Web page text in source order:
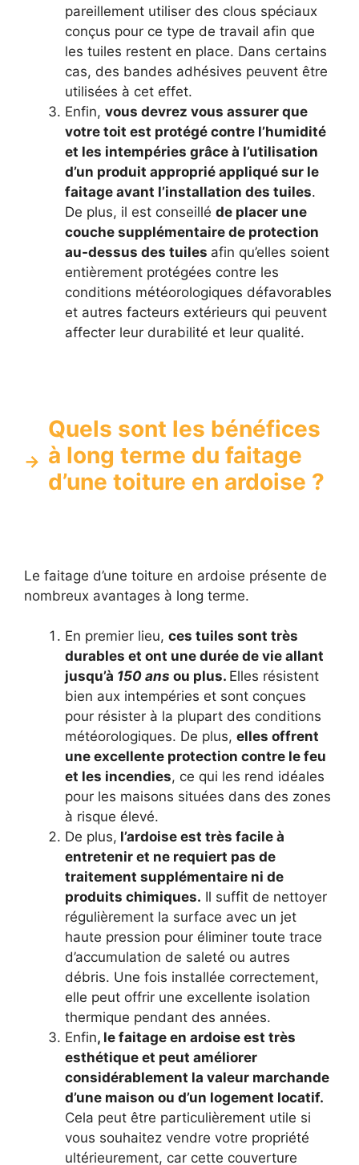
pareillement utiliser des clous spéciaux
conçus pour ce type de travail afin que
les tuiles restent en place. Dans certains
cas, des bandes adhésives peuvent être
utilisées à cet effet.
Enfin, vous devrez vous assurer que
votre toit est protégé contre l’humidité
et les intempéries grâce à l’utilisation
d’un produit approprié appliqué sur le
faitage avant l’installation des tuiles.
De plus, il est conseillé de placer une
couche supplémentaire de protection
au-dessus des tuiles afin qu’elles soient
entièrement protégées contre les
conditions météorologiques défavorables
et autres facteurs extérieurs qui peuvent
affecter leur durabilité et leur qualité.
Quels sont les bénéfices
à long terme du faitage
d’une toiture en ardoise ?
Le faitage d’une toiture en ardoise présente de
nombreux avantages à long terme.
En premier lieu, ces tuiles sont très
durables et ont une durée de vie allant
jusqu’à 150 ans ou plus. Elles résistent
bien aux intempéries et sont conçues
pour résister à la plupart des conditions
météorologiques. De plus, elles offrent
une excellente protection contre le feu
et les incendies, ce qui les rend idéales
pour les maisons situées dans des zones
à risque élevé.
De plus, l’ardoise est très facile à
entretenir et ne requiert pas de
traitement supplémentaire ni de
produits chimiques. Il suffit de nettoyer
régulièrement la surface avec un jet
haute pression pour éliminer toute trace
d’accumulation de saleté ou autres
débris. Une fois installée correctement,
elle peut offrir une excellente isolation
thermique pendant des années.
Enfin, le faitage en ardoise est très
esthétique et peut améliorer
considérablement la valeur marchande
d’une maison ou d’un logement locatif.
Cela peut être particulièrement utile si
vous souhaitez vendre votre propriété
ultérieurement, car cette couverture